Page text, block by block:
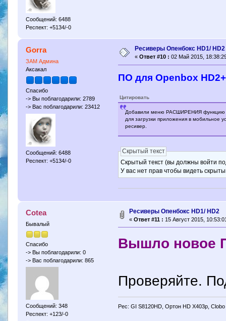
Сообщений: 6488
Респект: +5134/-0
Gorra
ЗАМ Админа
Аксакал
Спасибо
-> Вы поблагодарили: 2789
-> Вас поблагодарили: 23412
Сообщений: 6488
Респект: +5134/-0
Ресиверы Опенбокс HD1/ HD2
« Ответ #10 : 02 Май 2015,
ПО для Openbox
Цитировать
Добавили меню РАСШИРЕНИЯ функцию
для загрузки приложения в мобильное
ресивер.
Скрытый текст
Скрытый текст (вы должны войти
У вас нет прав чтобы видеть
Cotea
Бывалый
Спасибо
-> Вы поблагодарили: 0
-> Вас поблагодарили: 865
Сообщений: 348
Респект: +123/-0
Ресиверы Опенбокс HD1/ HD2
« Ответ #11 : 15 Август 2015,
Вышло новое
Проверяйте.
Рес: GI S8120HD, Ортон HD X403p,